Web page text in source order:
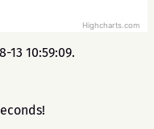
Highcharts.com
13 10:59:09.